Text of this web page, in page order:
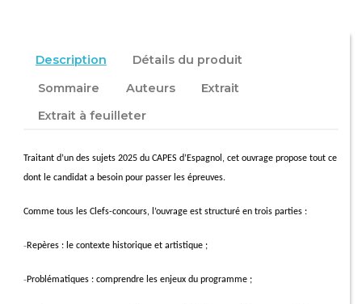
Description
Détails du produit
Sommaire
Auteurs
Extrait
Extrait à feuilleter
Traitant d’un des sujets 2025 du CAPES d’Espagnol, cet ouvrage propose tout ce
dont le candidat a besoin pour passer les épreuves.
Comme tous les Clefs-concours, l’ouvrage est structuré en trois parties :
-Repères : le contexte historique et artistique ;
-Problématiques : comprendre les enjeux du programme ;